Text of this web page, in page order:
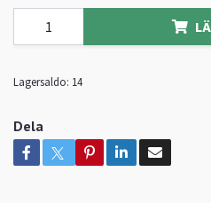
Lagersaldo: 14
Dela